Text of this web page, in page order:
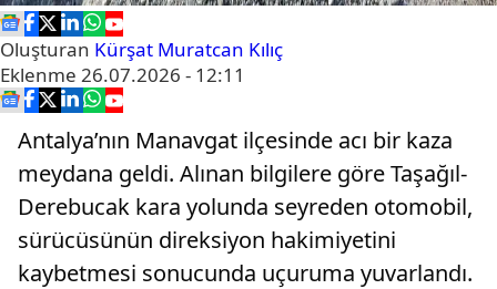
Oluşturan Kürşat Muratcan Kılıç
Eklenme 26.07.2026 - 12:11
Antalya’nın Manavgat ilçesinde acı bir kaza
meydana geldi. Alınan bilgilere göre Taşağıl-
Derebucak kara yolunda seyreden otomobil,
sürücüsünün direksiyon hakimiyetini
kaybetmesi sonucunda uçuruma yuvarlandı.